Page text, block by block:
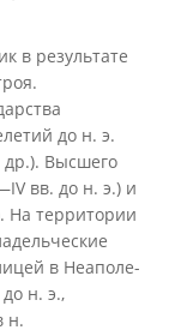
в результате
до н. э.
др.). Высшего
вв. до н. э.) и
На территории
в Неаполе-
н. э.,
н.